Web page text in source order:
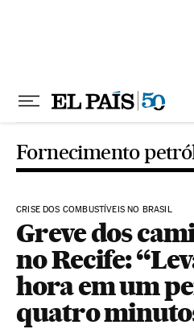
Fornecimento
CRISE DOS COMBUSTÍVEIS NO BRASIL
Greve dos
no Recife:
hora em um
quatro